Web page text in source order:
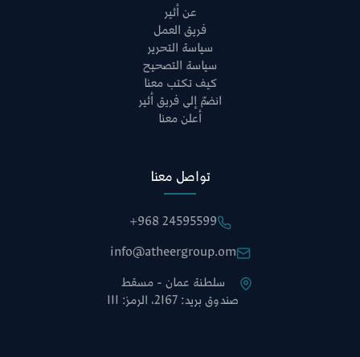
عن أثير
فريق العمل
سياسة التحرير
سياسة التصحيح
كيف تكتب معنا
انضمّ إلى فريق أثير
أعلن معنا
تواصل معنا
+968 24595599
info@atheergroup.om
سلطنة عمان - مسقط
صندوق بريد: 2167، الرمز: 111